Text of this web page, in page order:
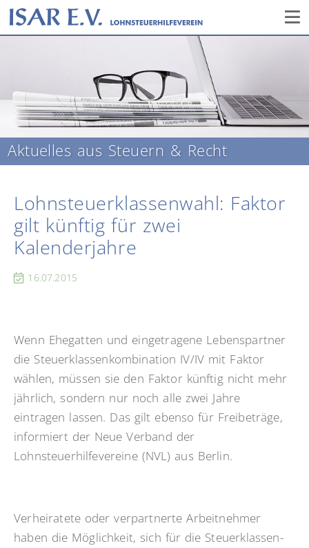
Aktuelles aus Steuern & Recht
Lohnsteuerklassenwahl: Faktor
gilt künftig für zwei
Kalenderjahre
16.07.2015
Wenn Ehegatten und eingetragene Lebenspartner
die Steuerklassenkombination IV/IV mit Faktor
wählen, müssen sie den Faktor künftig nicht mehr
jährlich, sondern nur noch alle zwei Jahre
eintragen lassen. Das gilt ebenso für Freibeträge,
informiert der Neue Verband der
Lohnsteuerhilfevereine (NVL) aus Berlin.
Verheiratete oder verpartnerte Arbeitnehmer
haben die Möglichkeit, sich für die Steuerklassen-